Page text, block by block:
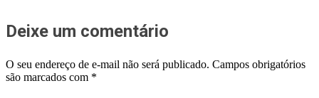
Deixe um comentário
O seu endereço de e-mail não será publicado. Campos obrigatórios
são marcados com *